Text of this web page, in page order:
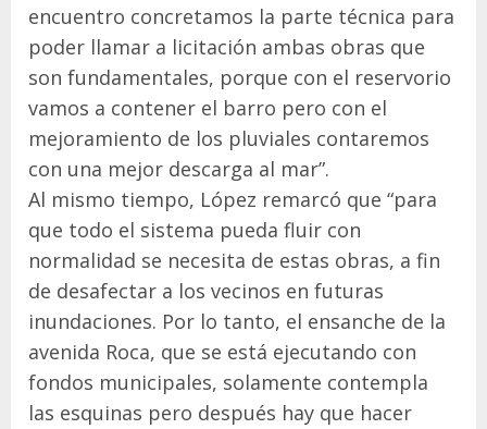
encuentro concretamos la parte técnica para
poder llamar a licitación ambas obras que
son fundamentales, porque con el reservorio
vamos a contener el barro pero con el
mejoramiento de los pluviales contaremos
con una mejor descarga al mar”.
Al mismo tiempo, López remarcó que “para
que todo el sistema pueda fluir con
normalidad se necesita de estas obras, a fin
de desafectar a los vecinos en futuras
inundaciones. Por lo tanto, el ensanche de la
avenida Roca, que se está ejecutando con
fondos municipales, solamente contempla
las esquinas pero después hay que hacer